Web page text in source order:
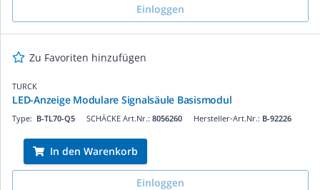
Einloggen
Zu Favoriten hinzufügen
TURCK
LED-Anzeige Modulare Signalsäule Basismodul
SCHÄCKE Art.Nr.: 8056260
Type: B-TL70-Q5 Hersteller-Art.Nr.: B-92226
In den Warenkorb
Einloggen